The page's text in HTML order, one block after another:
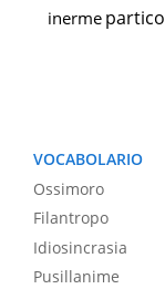
inerme
VOCABOLARIO
Ossimoro
Filantropo
Idiosincrasia
Pusillanime